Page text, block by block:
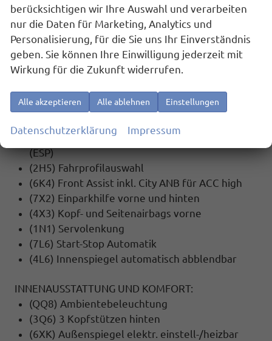
SICHERHEIT:
(UG1) Berganfahrassistent
(EM2) Ablenkungs- und Müdigkeitserkennung
(8T8) Adaptiv cruise control für DSG) mit
Speedlimiter
(4UF) Airbag FS und BFS, ohne Knieairbag, mit
BFS-Deaktivierung
(1AS) Elektronisches Stabilisierungsprogramm
(ESP)
(2H5) Fahrprofilauswahl
(6K4) Front Assist inkl. City ANB für ACC high
(7X2) Einparkhilfe vorne und hinten
(4X3) Kopf- und Seitenairbags vorne
(1N1) Servolenkung
(7L6) Start-Stop Automatik
(4L6) Innenspiegel automatisch abblendbar
INNENAUSSTATTUNG UND KOMFORT:
(QQ8) Ambientebeleuchtung
(3Q6) 3 Kopfstützen hinten
(6XK) Außenspiegel elektr. einstell-/heizbar
berücksichtigen wir Ihre Auswahl und verarbeiten
nur die Daten für Marketing, Analytics und
Personalisierung, für die Sie uns Ihr Einverständnis
geben. Sie können Ihre Einwilligung jederzeit mit
Wirkung für die Zukunft widerrufen.
Alle akzeptieren Alle ablehnen Einstellungen
Datenschutzerklärung Impressum